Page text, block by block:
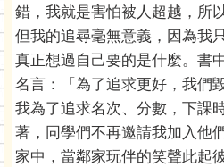
錯，我就是害怕被人超越，所
但我的追尋毫無意義，因為我
真正想過自己要的是什麼。書
名言：「為了追求更好，我們
我為了追求名次、分數，下課
著，同學們不再邀請我加入他
家中，當鄰家玩伴的笑聲此起